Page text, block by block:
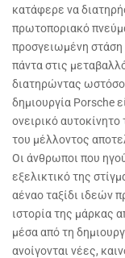
κατάφερε να
πρωτοποριακό
προσγειωμένη στάση
πάντα στις
διατηρώντας
δημιουργία Porsche
ονειρικό
του μέλλοντος
Οι άνθρωποι που
εξελικτικό της
αέναο ταξίδι ιδεών
ιστορία της μάρκας
μέσα από τη
ανοίγονται νέες,